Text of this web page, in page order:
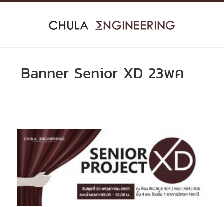
Skip
Banner Senior XD 23พค